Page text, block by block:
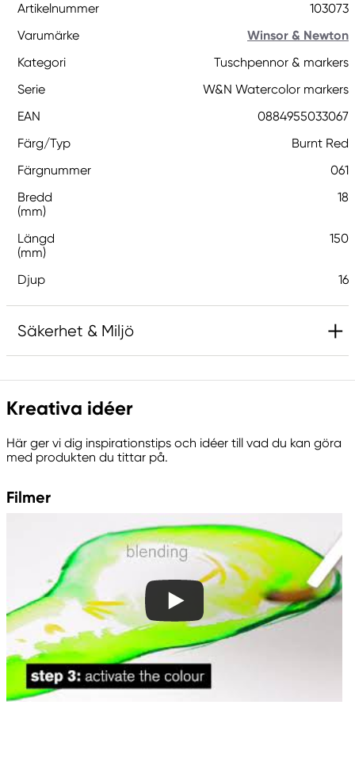
Artikelnummer
103073
Varumärke
Winsor & Newton
Kategori
Tuschpennor & markers
Serie
W&N Watercolor markers
EAN
0884955033067
Färg/Typ
Burnt Red
Färgnummer
061
Bredd
(mm)
18
Längd
(mm)
150
Djup 16
Säkerhet & Miljö
Ansvarig EU
Winsor & Newton
Östra Långgatan 87
61930 Trosa, Sweden
Kreativa idéer
Här ger vi dig inspirationstips och idéer till vad du kan göra
med produkten du tittar på.
Filmer